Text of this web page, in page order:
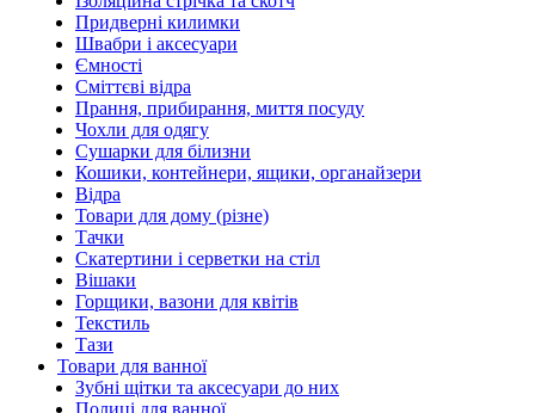
Придверні килимки
Швабри і аксесуари
Ємності
Сміттєві відра
Прання, прибирання, миття посуду
Чохли для одягу
Сушарки для білизни
Кошики, контейнери, ящики, органайзери
Відра
Товари для дому (різне)
Тачки
Скатертини і серветки на стіл
Вішаки
Горщики, вазони для квітів
Текстиль
Тази
Товари для ванної
Зубні щітки та аксесуари до них
Полиці для ванної